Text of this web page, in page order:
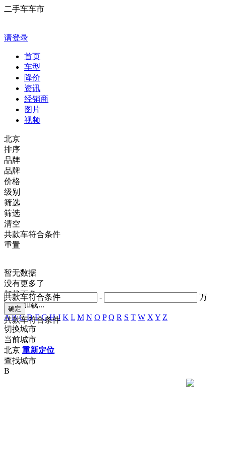
二手车车市
请登录
首页
车型
降价
资讯
经销商
图片
视频
北京
排序
品牌
品牌
价格
- 万
共款车符合条件
级别
共款车符合条件
筛选
筛选
清空
共款车符合条件
重置
暂无数据
没有更多了
加载更多
正在加载...
A B C D F G H J K L M N O P Q R S T W X Y Z
切换城市
当前城市
北京 重新定位
查找城市
B